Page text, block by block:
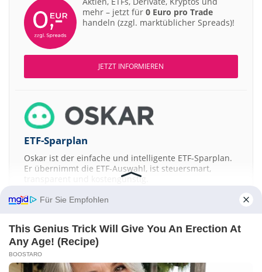
mehr – jetzt für 0 Euro pro Trade
handeln (zzgl. marktüblicher Spreads)!
JETZT INFORMIEREN
ETF-Sparplan
Oskar ist der einfache und intelligente ETF-Sparplan.
Er übernimmt die ETF-Auswahl, ist steuersmart,
transparent und kostengünstig.
JETZT MEHR ERFAHREN
Für Sie Empfohlen
This Genius Trick Will Give You An Erection At
Any Age! (Recipe)
BOOSTARO